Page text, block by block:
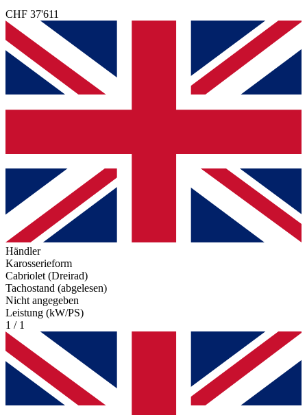
CHF 37'611
Händler
Karosserieform
Cabriolet (Dreirad)
Tachostand (abgelesen)
Nicht angegeben
Leistung (kW/PS)
1 / 1